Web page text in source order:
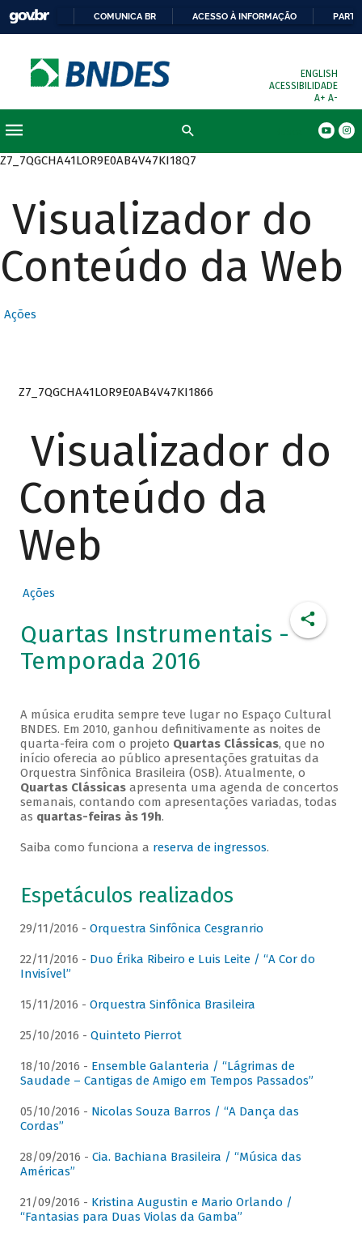
COMUNICA BR ACESSO À INFORMAÇÃO
ENGLISH
ACESSIBILIDADE
A+ A-
Z7_7QGCHA41LOR9E0AB4V47KI18Q7
Visualizador do
Conteúdo da Web
Ações
Z7_7QGCHA41LOR9E0AB4V47KI1866
Visualizador do
Conteúdo da
Web
Ações
Quartas Instrumentais -
Temporada 2016
A música erudita sempre teve lugar no Espaço Cultural
BNDES. Em 2010, ganhou definitivamente as noites de
quarta-feira com o projeto Quartas Clássicas, que no
início oferecia ao público apresentações gratuitas da
Orquestra Sinfônica Brasileira (OSB). Atualmente, o
Quartas Clássicasapresenta uma agenda de concertos
semanais, contando com apresentações variadas, todas
as quartas-feiras às 19h.
Saiba como funciona a reserva de ingressos.
Espetáculos realizados
29/11/2016 - Orquestra Sinfônica Cesgranrio
22/11/2016 - Duo Érika Ribeiro e Luis Leite / “A Cor do
Invisível”
15/11/2016 - Orquestra Sinfônica Brasileira
25/10/2016 - Quinteto Pierrot
18/10/2016 - Ensemble Galanteria / “Lágrimas de
Saudade – Cantigas de Amigo em Tempos Passados”
05/10/2016 - Nicolas Souza Barros / “A Dança das
Cordas”
28/09/2016 - Cia. Bachiana Brasileira / “Música das
Américas”
21/09/2016 - Kristina Augustin e Mario Orlando /
“Fantasias para Duas Violas da Gamba”